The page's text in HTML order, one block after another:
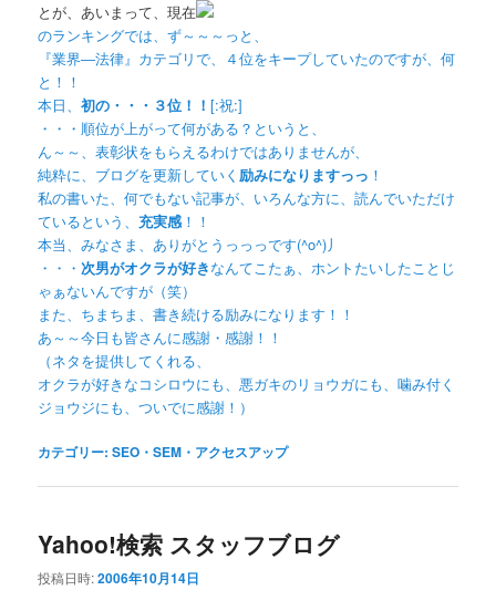
とが、あいまって、現在
のランキングでは、ず～～～っと、
『業界―法律』カテゴリで、４位をキープしていたのですが、何
と！！
本日、初の・・・３位！！[:祝:]
・・・順位が上がって何がある？というと、
ん～～、表彰状をもらえるわけではありませんが、
純粋に、ブログを更新していく励みになりますっっ ！
私の書いた、何でもない記事が、いろんな方に、読んでいただけ
ているという、充実感 ！！
本当、みなさま、ありがとうっっっです(^o^)丿
・・・ 次男がオクラが好きなんてこたぁ、ホントたいしたことじ
ゃぁないんですが（笑）
また、ちまちま、書き続ける励みになります！！
あ～～今日も皆さんに感謝・感謝！！
（ネタを提供してくれる、
オクラが好きなコシロウにも、悪ガキのリョウガにも、噛み付く
ジョウジにも、ついでに感謝！）
カテゴリー: SEO・SEM・アクセスアップ
Yahoo!検索 スタッフブログ
投稿日時:2006年10月14日